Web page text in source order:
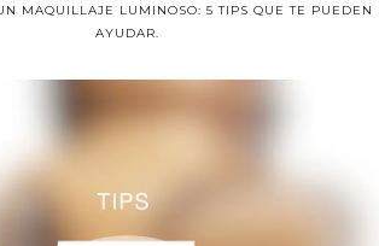
MAQUILLAJE LUMINOSO: 5 TIPS QUE TE PUEDEN
AYUDAR.